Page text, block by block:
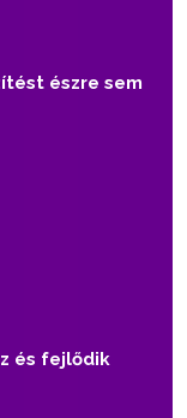
észre sem
és fejlődik